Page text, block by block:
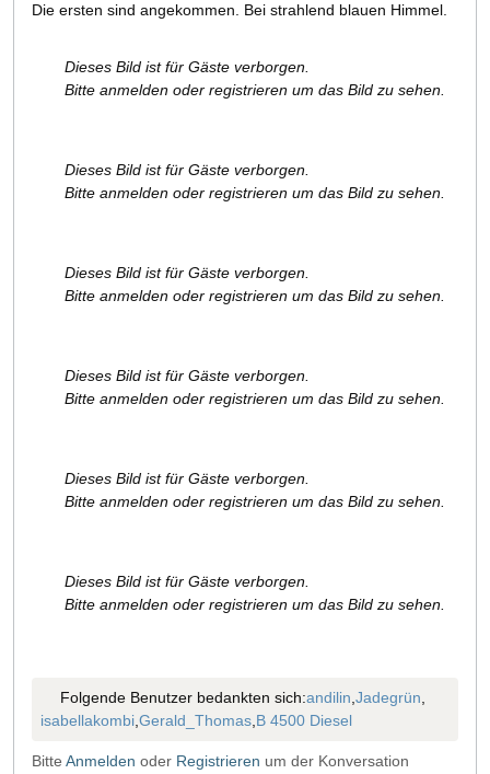
Die ersten sind angekommen. Bei strahlend blauen Himmel.
Dieses Bild ist für Gäste verborgen.
Bitte anmelden oder registrieren um das Bild zu sehen.
Dieses Bild ist für Gäste verborgen.
Bitte anmelden oder registrieren um das Bild zu sehen.
Dieses Bild ist für Gäste verborgen.
Bitte anmelden oder registrieren um das Bild zu sehen.
Dieses Bild ist für Gäste verborgen.
Bitte anmelden oder registrieren um das Bild zu sehen.
Dieses Bild ist für Gäste verborgen.
Bitte anmelden oder registrieren um das Bild zu sehen.
Dieses Bild ist für Gäste verborgen.
Bitte anmelden oder registrieren um das Bild zu sehen.
Folgende Benutzer bedankten sich:andilin Jadegrün
isabellakombi Gerald_Thomas B 4500 Diesel
Bitte Anmelden oder Registrieren um der Konversation